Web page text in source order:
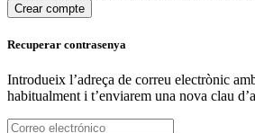
Crear compte
Recuperar contrasenya
Introdueix l’adreça de correu electrònic
habitualment i t’enviarem una nova clau